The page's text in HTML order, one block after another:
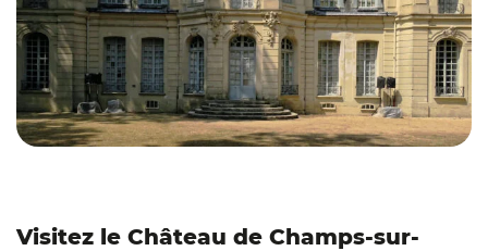
Visitez le Château de Champs-sur-